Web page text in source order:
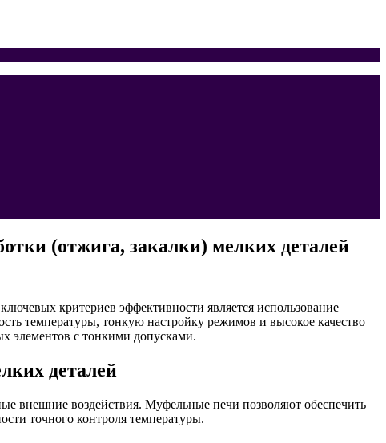
(отжига, закалки) мелких деталей
критериев эффективности является использование
температуры, тонкую настройку режимов и высокое качество
элементов с тонкими допусками.
деталей
внешние воздействия. Муфельные печи позволяют обеспечить
точного контроля температуры.